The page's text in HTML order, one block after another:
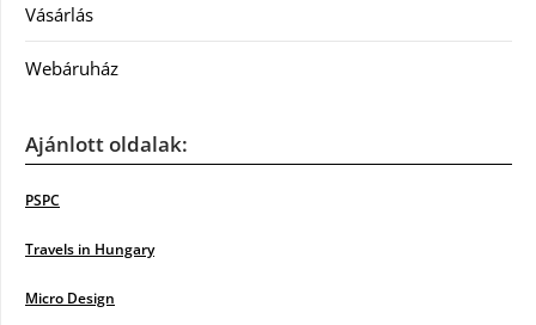
Vásárlás
Webáruház
Ajánlott oldalak:
PSPC
Travels in Hungary
Micro Design